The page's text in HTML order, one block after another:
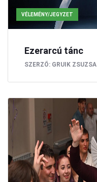
VÉLEMÉNY/JEGYZET
Ezerarcú tánc
SZERZŐ: GRUIK ZSUZSA